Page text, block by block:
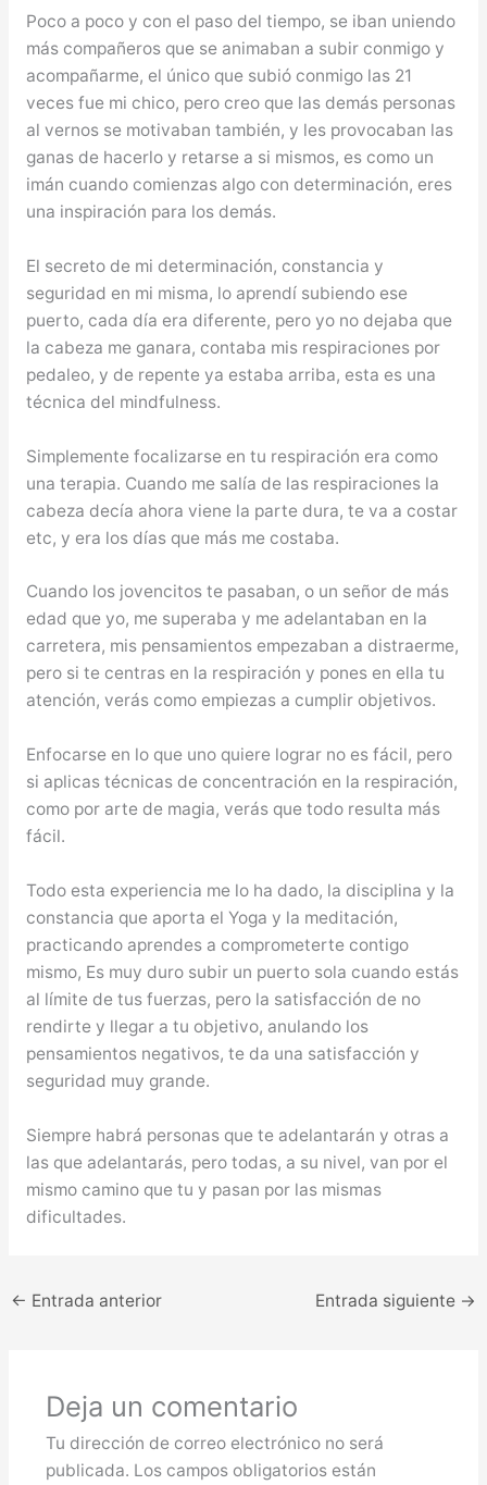
Poco a poco y con el paso del tiempo, se iban uniendo
más compañeros que se animaban a subir conmigo y
acompañarme, el único que subió conmigo las 21
veces fue mi chico, pero creo que las demás personas
al vernos se motivaban también, y les provocaban las
ganas de hacerlo y retarse a si mismos, es como un
imán cuando comienzas algo con determinación, eres
una inspiración para los demás.
El secreto de mi determinación, constancia y
seguridad en mi misma, lo aprendí subiendo ese
puerto, cada día era diferente, pero yo no dejaba que
la cabeza me ganara, contaba mis respiraciones por
pedaleo, y de repente ya estaba arriba, esta es una
técnica del mindfulness.
Simplemente focalizarse en tu respiración era como
una terapia. Cuando me salía de las respiraciones la
cabeza decía ahora viene la parte dura, te va a costar
etc, y era los días que más me costaba.
Cuando los jovencitos te pasaban, o un señor de más
edad que yo, me superaba y me adelantaban en la
carretera, mis pensamientos empezaban a distraerme,
pero si te centras en la respiración y pones en ella tu
atención, verás como empiezas a cumplir objetivos.
Enfocarse en lo que uno quiere lograr no es fácil, pero
si aplicas técnicas de concentración en la respiración,
como por arte de magia, verás que todo resulta más
fácil.
Todo esta experiencia me lo ha dado, la disciplina y la
constancia que aporta el Yoga y la meditación,
practicando aprendes a comprometerte contigo
mismo, Es muy duro subir un puerto sola cuando estás
al límite de tus fuerzas, pero la satisfacción de no
rendirte y llegar a tu objetivo, anulando los
pensamientos negativos, te da una satisfacción y
seguridad muy grande.
Siempre habrá personas que te adelantarán y otras a
las que adelantarás, pero todas, a su nivel, van por el
mismo camino que tu y pasan por las mismas
dificultades.
← Entrada anterior Entrada siguiente →
Deja un comentario
Tu dirección de correo electrónico no será
publicada. Los campos obligatorios están